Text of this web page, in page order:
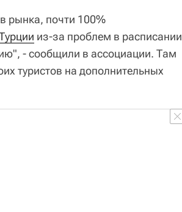
рынка, почти 100%
из-за проблем в расписании
- сообщили в ассоциации. Там
туристов на дополнительных